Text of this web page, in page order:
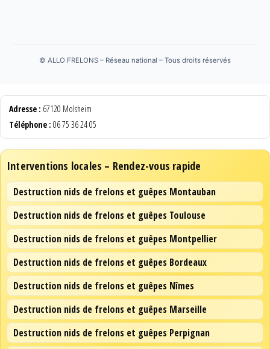
© ALLO FRELONS – Réseau national – Tous droits réservés
Adresse : 67120 Molsheim
Téléphone : 06 75 36 24 05
Interventions locales – Rendez-vous rapide
Destruction nids de frelons et guêpes Montauban
Destruction nids de frelons et guêpes Toulouse
Destruction nids de frelons et guêpes Montpellier
Destruction nids de frelons et guêpes Bordeaux
Destruction nids de frelons et guêpes Nîmes
Destruction nids de frelons et guêpes Marseille
Destruction nids de frelons et guêpes Perpignan